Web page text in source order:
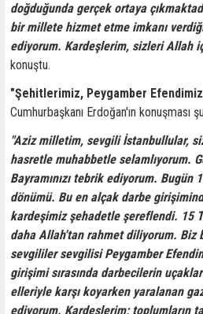
doğduğunda gerçek ortaya
bir millete hizmet etme imkanı
ediyorum. Kardeşlerim, sizleri Allah
konuştu.
"Şehitlerimiz, Peygamber
Cumhurbaşkanı Erdoğan'ın konuşması
"Aziz milletim, sevgili İstanbullular,
hasretle muhabbetle selamlıyorum.
Bayramınızı tebrik ediyorum. Bugün
dönümü. Bu en alçak darbe
kardeşimiz şehadetle şereflendi. 15
daha Allah'tan rahmet diliyorum. Biz
sevgililer sevgilisi Peygamber
girişimi sırasında darbecilerin
elleriyle karşı koyarken yaralanan
ediyorum. Kardeşlerim; toplumların